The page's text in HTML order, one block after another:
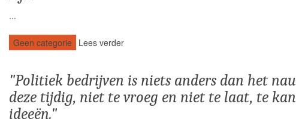
...
Geen categorie Lees verder
Politiek bedrijven is niets anders dan het
deze tijdig, niet te vroeg en niet te laat, te
ideeën.